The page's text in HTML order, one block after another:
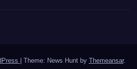
| Theme: News Hunt by Themeansar.